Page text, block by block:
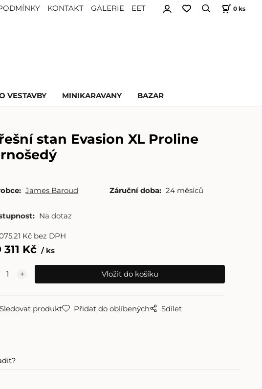
KONTAKT GALERIE EET 0 ks
VESTAVBY MINIKARAVANY BAZAR
stan Evasion XL Proline
James Baroud Záruční doba: 24 měsíců
Na dotaz
Kč bez DPH
Kč ks
Sledovat produkt Přidat do oblíbených Sdílet